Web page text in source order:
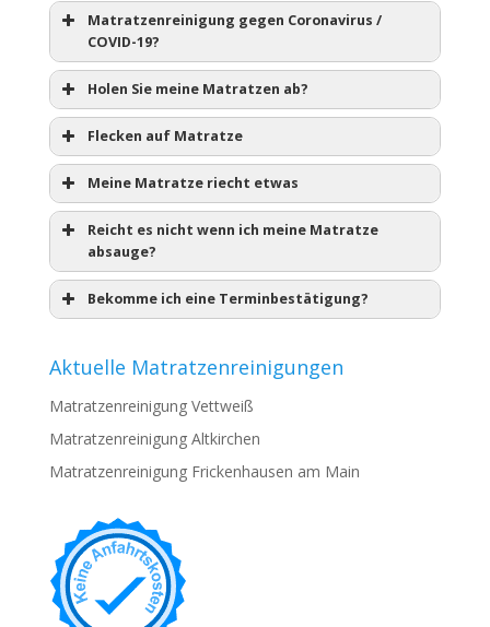
Matratzenreinigung gegen Coronavirus /
COVID-19?
Holen Sie meine Matratzen ab?
Flecken auf Matratze
Meine Matratze riecht etwas
Reicht es nicht wenn ich meine Matratze
absauge?
Bekomme ich eine Terminbestätigung?
Aktuelle Matratzenreinigungen
Matratzenreinigung Vettweiß
Matratzenreinigung Altkirchen
Matratzenreinigung Frickenhausen am Main